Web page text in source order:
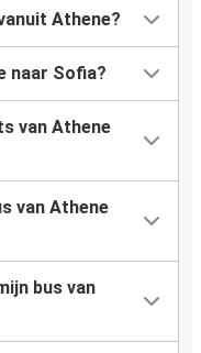
Athene?
naar Sofia?
van Athene
van Athene
bus van